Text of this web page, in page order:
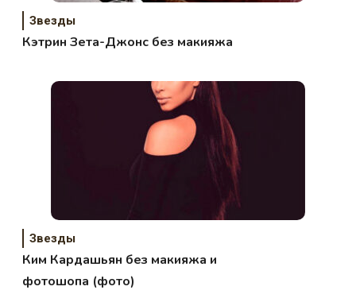
Звезды
Кэтрин Зета-Джонс без макияжа
Звезды
Ким Кардашьян без макияжа и
фотошопа (фото)